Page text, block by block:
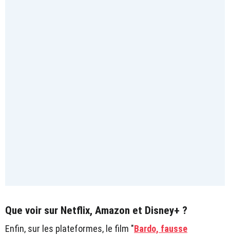
Que voir sur Netflix, Amazon et Disney+ ?
Enfin, sur les plateformes, le film "Bardo, fausse